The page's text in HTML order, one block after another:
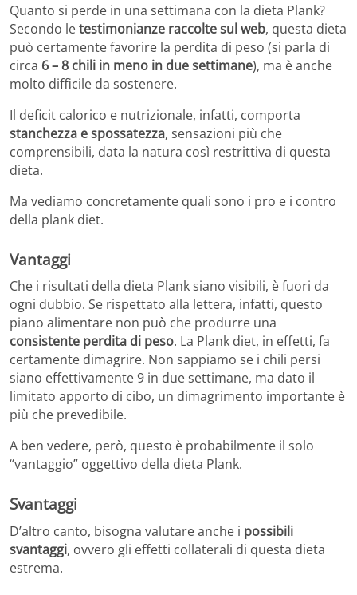
Quanto si perde in una settimana con la dieta Plank?
Secondo letestimonianze raccolte sul web, questa dieta
può certamente favorire la perdita di peso (si parla di
circa 6 – 8 chili in meno in due settimane), ma è anche
molto difficile da sostenere.
Il deficit calorico e nutrizionale, infatti, comporta
stanchezza e spossatezza, sensazioni più che
comprensibili, data la natura così restrittiva di questa
dieta.
Ma vediamo concretamente quali sono i pro e i contro
della plank diet.
Vantaggi
Che i risultati della dieta Plank siano visibili, è fuori da
ogni dubbio. Se rispettato alla lettera, infatti, questo
piano alimentare non può che produrre una
consistente perdita di peso. La Plank diet, in effetti, fa
certamente dimagrire. Non sappiamo se i chili persi
siano effettivamente 9 in due settimane, ma dato il
limitato apporto di cibo, un dimagrimento importante è
più che prevedibile.
A ben vedere, però, questo è probabilmente il solo
“vantaggio” oggettivo della dieta Plank.
Svantaggi
D’altro canto, bisogna valutare anche i possibili
svantaggi, ovvero gli effetti collaterali di questa dieta
estrema.